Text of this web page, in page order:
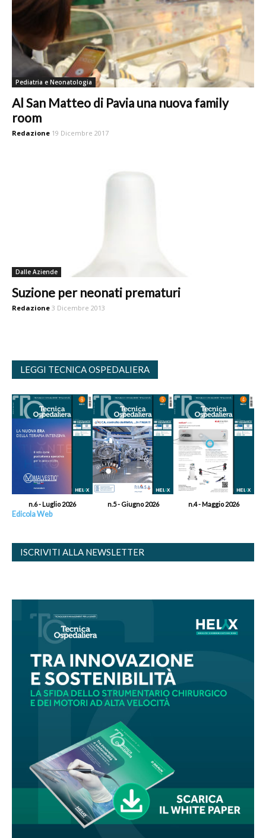
Pediatria e Neonatologia
Al San Matteo di Pavia una nuova family
room
Redazione 19 Dicembre 2017
Dalle Aziende
Suzione per neonati prematuri
Redazione 3 Dicembre 2013
LEGGI TECNICA OSPEDALIERA
n.6 - Luglio 2026 n.5 - Giugno 2026 n.4 - Maggio 2026
Edicola Web
ISCRIVITI ALLA NEWSLETTER